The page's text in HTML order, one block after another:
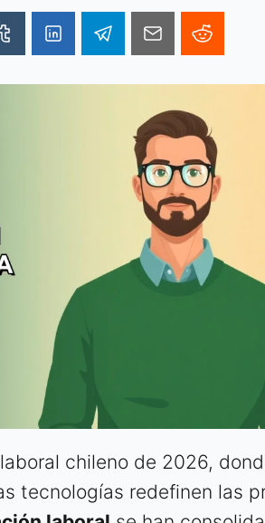
chileno de 2026,
tecnologías redefinen las